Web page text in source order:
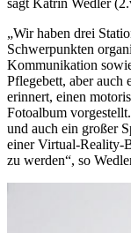
„Wir haben drei
Schwerpunkten
Kommunikation
Pflegebett, aber auch
erinnert, einen
Fotoalbum
und auch ein großer
einer Virtual-Reality-
zu werden“, so